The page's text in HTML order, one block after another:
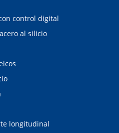
control digital
al silicio
longitudinal